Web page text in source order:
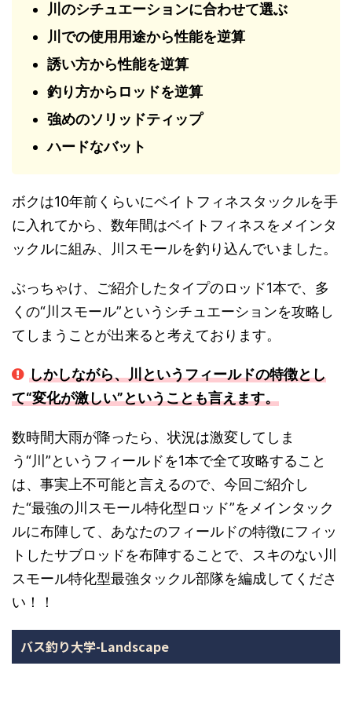
川のシチュエーションに合わせて選ぶ
川での使用用途から性能を逆算
誘い方から性能を逆算
釣り方からロッドを逆算
強めのソリッドティップ
ハードなバット
ボクは10年前くらいにベイトフィネスタックルを手
に入れてから、数年間はベイトフィネスをメインタ
ックルに組み、川スモールを釣り込んでいました。
ぶっちゃけ、ご紹介したタイプのロッド1本で、多
くの“川スモール”というシチュエーションを攻略し
てしまうことが出来ると考えております。
しかしながら、川というフィールドの特徴とし
て“変化が激しい”ということも言えます。
数時間大雨が降ったら、状況は激変してしま
う“川”というフィールドを1本で全て攻略すること
は、事実上不可能と言えるので、今回ご紹介し
た“最強の川スモール特化型ロッド”をメインタック
ルに布陣して、あなたのフィールドの特徴にフィッ
トしたサブロッドを布陣することで、スキのない川
スモール特化型最強タックル部隊を編成してくださ
い！！
バス釣り大学-Landscape